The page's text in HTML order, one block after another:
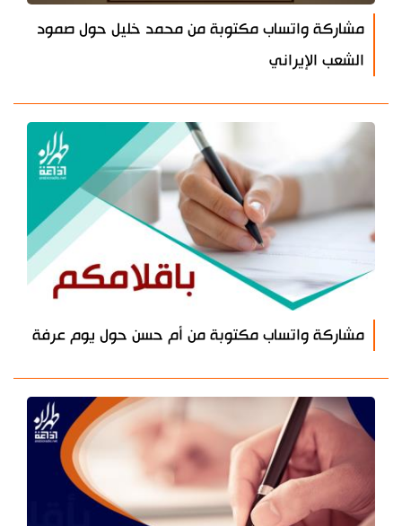
مشاركة واتساب مكتوبة من محمد خليل حول صمود
الشعب الإيراني
مشاركة واتساب مكتوبة من أم حسن حول يوم عرفة